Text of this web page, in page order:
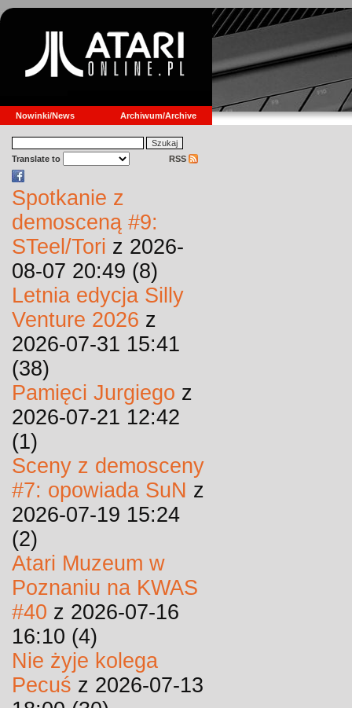
Nowinki/News Archiwum/Archive
Translate to RSS
Spotkanie z
demosceną #9:
STeel/Tori z 2026-
08-07 20:49 (8)
Letnia edycja Silly
Venture 2026 z
2026-07-31 15:41
(38)
Pamięci Jurgiego z
2026-07-21 12:42
(1)
Sceny z demosceny
#7: opowiada SuN z
2026-07-19 15:24
(2)
Atari Muzeum w
Poznaniu na KWAS
#40 z 2026-07-16
16:10 (4)
Nie żyje kolega
Pecuś z 2026-07-13